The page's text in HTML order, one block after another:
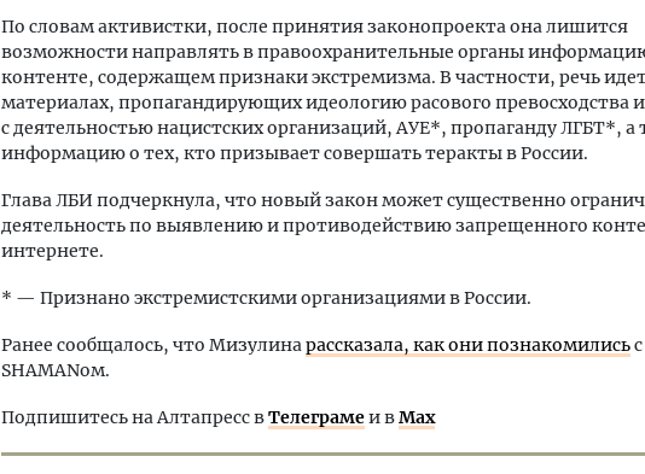
По словам активистки, после принятия законопроекта она лишится
возможности направлять в правоохранительные органы
контенте, содержащем признаки экстремизма. В частности, речь
материалах, пропагандирующих идеологию расового превосходства
с деятельностью нацистских организаций, АУЕ*, пропаганду ЛГБТ*, а
информацию о тех, кто призывает совершать теракты в России.
Глава ЛБИ подчеркнула, что новый закон может существенно
деятельность по выявлению и противодействию запрещенного
интернете.
* — Признано экстремистскими организациями в России.
Ранее сообщалось, что Мизулинарассказала, как они познакомилисьс
SHAMANом.
Подпишитесь на Алтапресс вТелеграмеи вMax